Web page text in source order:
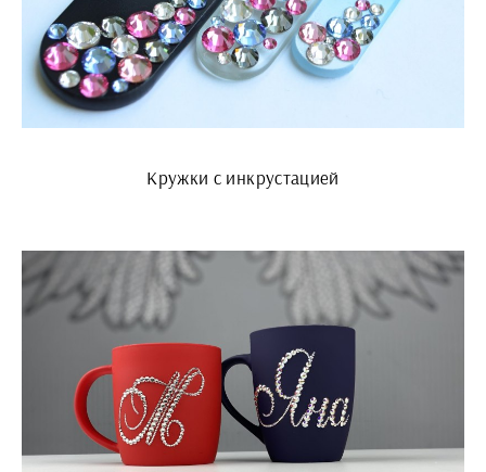
Кружки с инкрустацией